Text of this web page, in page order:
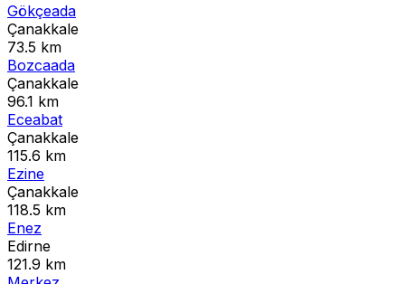
Gökçeada
Çanakkale
73.5 km
Bozcaada
Çanakkale
96.1 km
Eceabat
Çanakkale
115.6 km
Ezine
Çanakkale
118.5 km
Enez
Edirne
121.9 km